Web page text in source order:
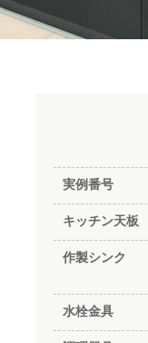
実例番号
キッチン天板
作製シンク
水栓金具